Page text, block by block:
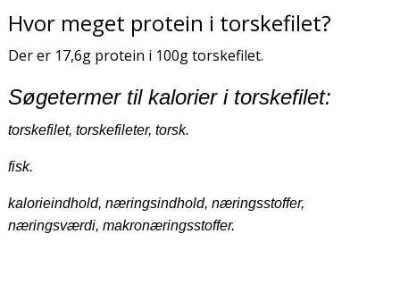
Hvor meget protein i torskefilet?
Der er 17,6g protein i 100g torskefilet.
Søgetermer til kalorier i torskefilet:
torskefilet, torskefileter, torsk.
fisk.
kalorieindhold, næringsindhold, næringsstoffer,
næringsværdi, makronæringsstoffer.